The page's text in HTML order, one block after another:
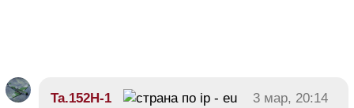
Ta.152H-1
3 мар, 20:14